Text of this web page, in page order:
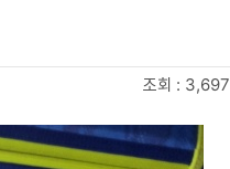
조회 : 3,697